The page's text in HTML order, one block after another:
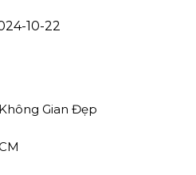
10-22
Gian Đẹp